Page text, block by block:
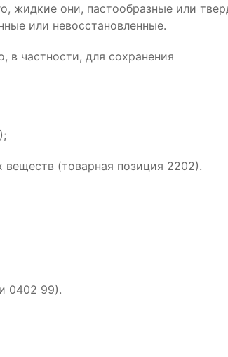
жидкие они, пастообразные или
или невосстановленные.
в частности, для сохранения
(товарная позиция 2202).
0402 99).